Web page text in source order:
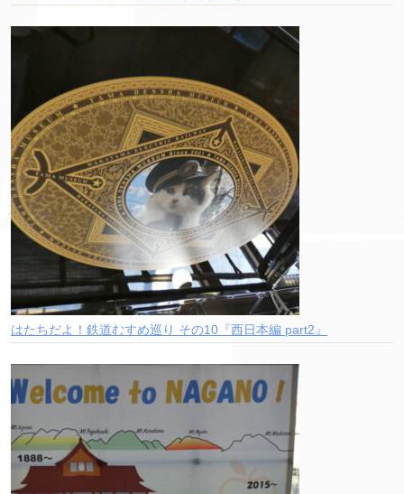
はたちだよ！鉄道むすめ巡り その10『西日本編 part2』